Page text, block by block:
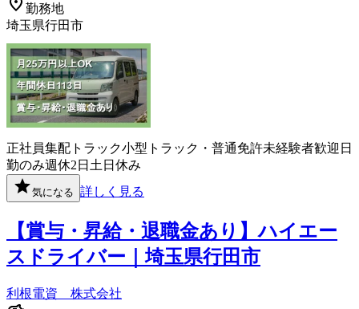
勤務地
埼玉県行田市
正社員集配 トラック小型トラック・普通免許未経験者歓迎 日
勤のみ週休2日 土日休み
気になる 詳しく見る
【賞与・昇給・退職金あり】ハイエー
スドライバー｜埼玉県行田市
利根電資 株式会社